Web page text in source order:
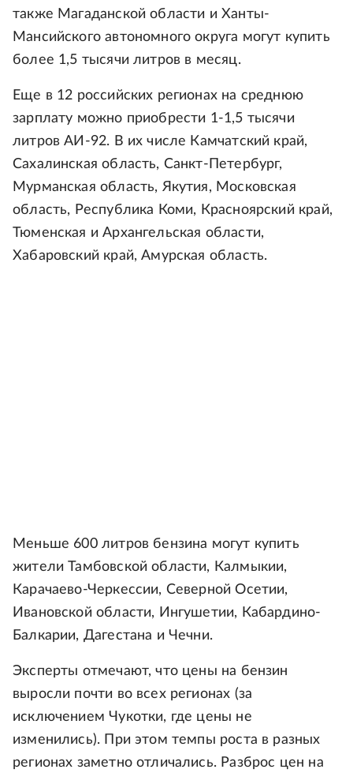
также Магаданской области и Ханты-
Мансийского автономного округа могут купить
более 1,5 тысячи литров в месяц.
Еще в 12 российских регионах на среднюю
зарплату можно приобрести 1-1,5 тысячи
литров АИ-92. В их числе Камчатский край,
Сахалинская область, Санкт-Петербург,
Мурманская область, Якутия, Московская
область, Республика Коми, Красноярский край,
Тюменская и Архангельская области,
Хабаровский край, Амурская область.
Меньше 600 литров бензина могут купить
жители Тамбовской области, Калмыкии,
Карачаево-Черкессии, Северной Осетии,
Ивановской области, Ингушетии, Кабардино-
Балкарии, Дагестана и Чечни.
Эксперты отмечают, что цены на бензин
выросли почти во всех регионах (за
исключением Чукотки, где цены не
изменились). При этом темпы роста в разных
регионах заметно отличались. Разброс цен на